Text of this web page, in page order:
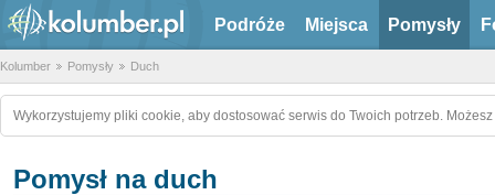
Podróże Miejsca Pomysły
Kolumber Pomysły Duch
Wykorzystujemy pliki cookie, aby dostosować serwis do Twoich potrzeb.
Pomysł na duch